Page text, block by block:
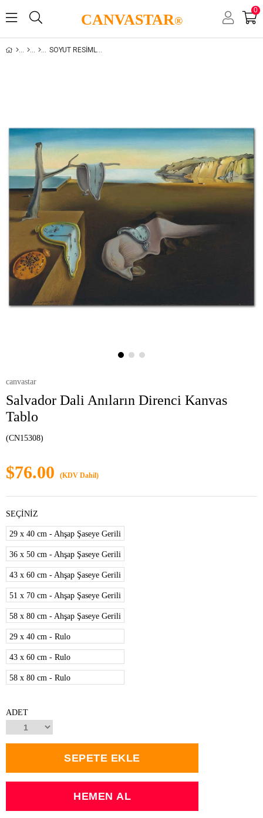
CANVASTAR®
0
SOYUT RESIMLER
canvastar
Salvador Dali Anıların Direnci Kanvas
Tablo
(CN15308)
$76.00 (KDV Dahil)
SEÇİNİZ
29 x 40 cm - Ahşap Şaseye Gerili
36 x 50 cm - Ahşap Şaseye Gerili
43 x 60 cm - Ahşap Şaseye Gerili
51 x 70 cm - Ahşap Şaseye Gerili
58 x 80 cm - Ahşap Şaseye Gerili
29 x 40 cm - Rulo
43 x 60 cm - Rulo
58 x 80 cm - Rulo
ADET